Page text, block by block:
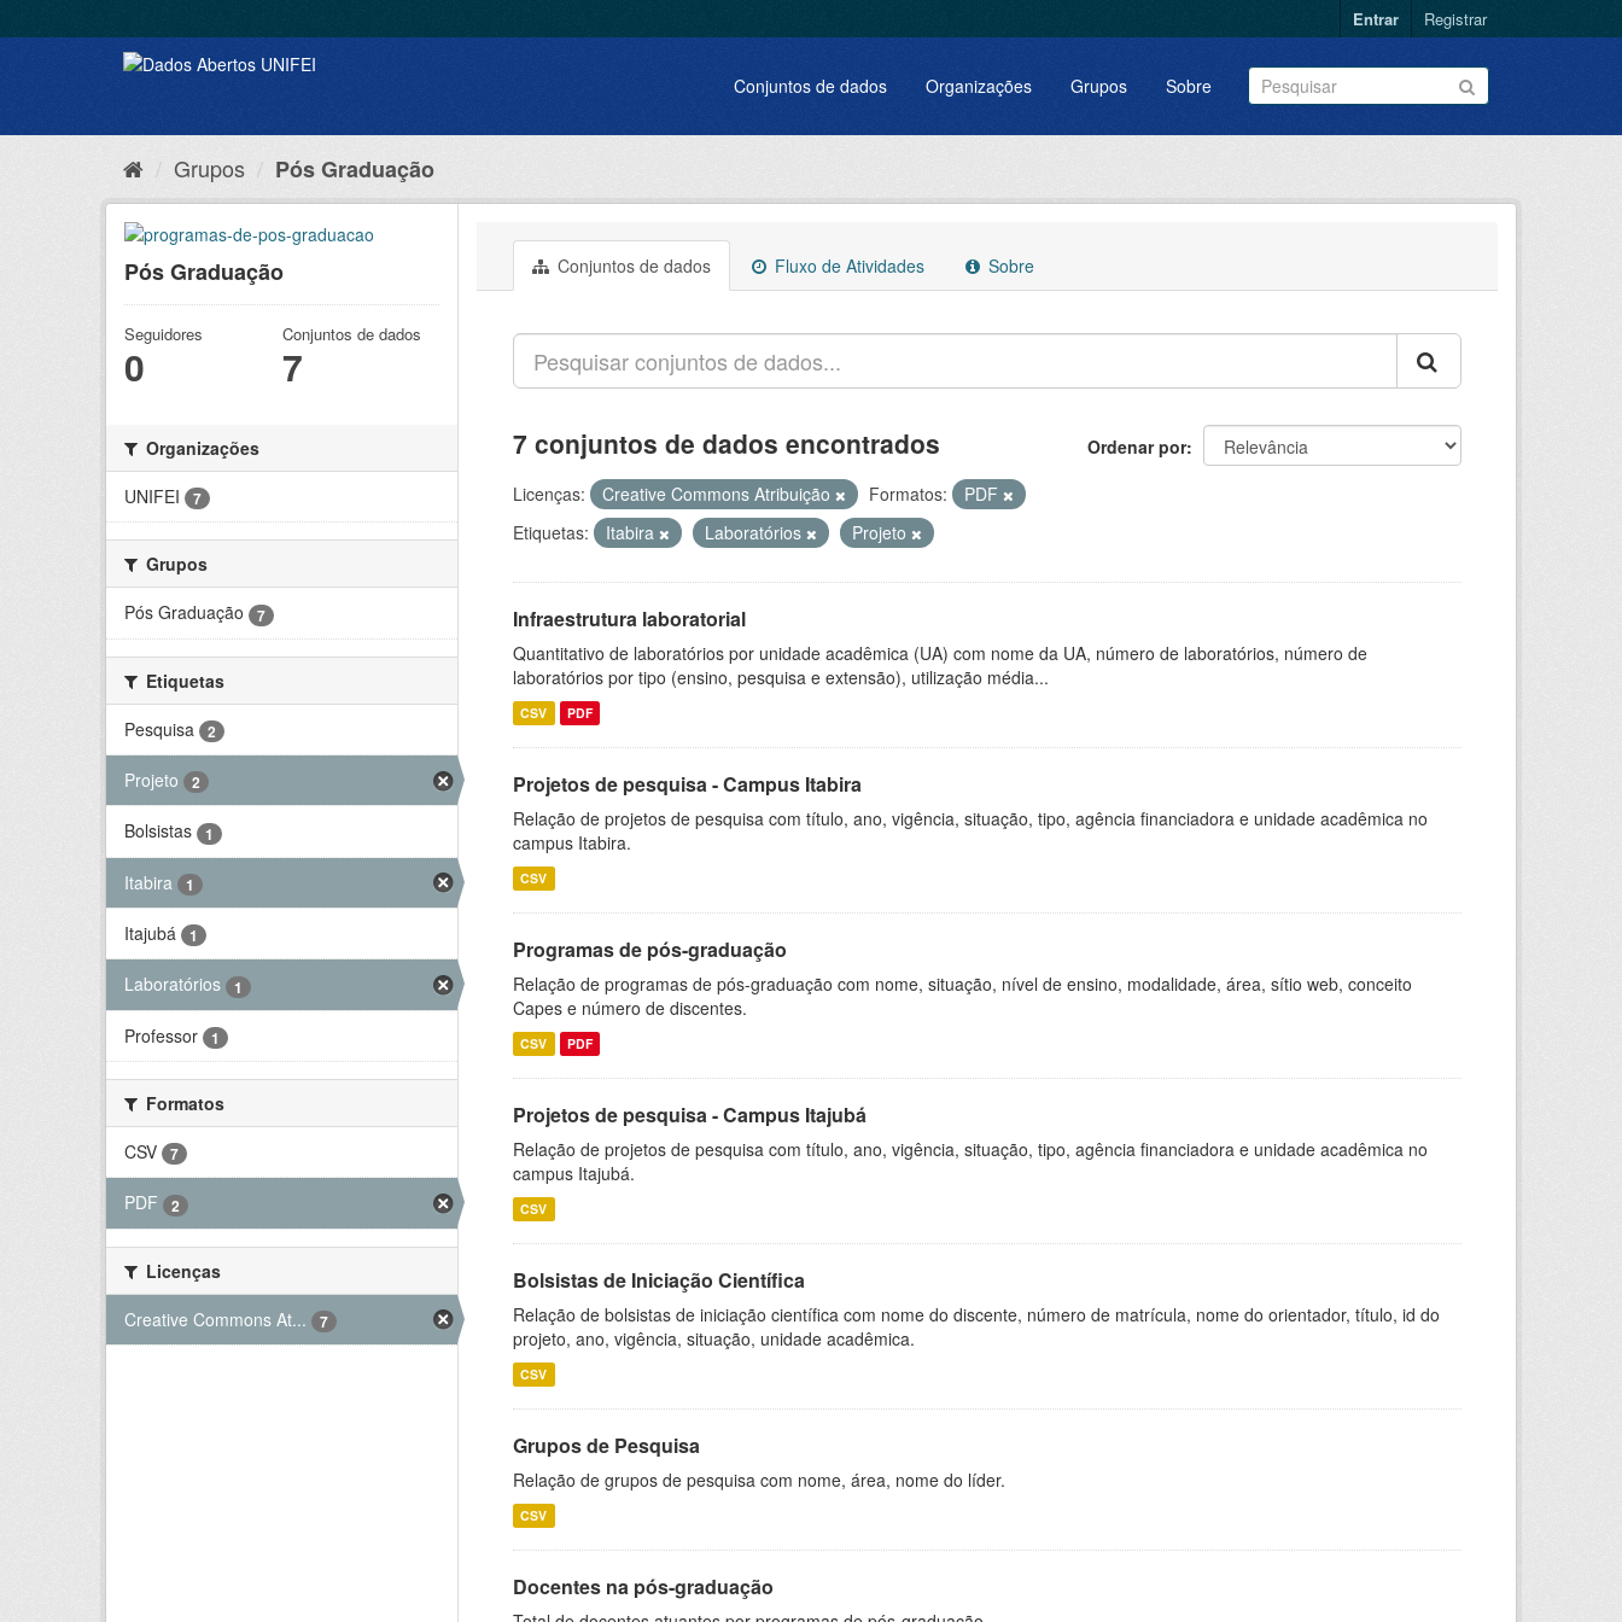
Entrar Registrar
Conjuntos de dados Organizações Grupos Sobre
Grupos Pós Graduação
Pós Graduação
Seguidores
0
Conjuntos de dados
7
Organizações
UNIFEI
7
Grupos
Pós Graduação
7
Etiquetas
Pesquisa
2
Projeto 2
Bolsistas 1
Itabira 1
Itajubá 1
Laboratórios 1
Professor 1
Formatos
CSV
7
PDF 2
Licenças
Creative Commons At...
7
Conjuntos de dados Fluxo de Atividades Sobre
Ordenar por
7 conjuntos de dados encontrados
Licenças: Creative Commons Atribuição Formatos:
PDF
Etiquetas:
Itabira Laboratórios Projeto
Infraestrutura laboratorial
Quantitativo de laboratórios por unidade acadêmica (UA) com nome da UA, número de laboratórios, número de
laboratórios por tipo (ensino, pesquisa e extensão), utilização média...
CSV PDF
Projetos de pesquisa - Campus Itabira
Relação de projetos de pesquisa com título, ano, vigência, situação, tipo, agência financiadora e unidade acadêmica no
campus Itabira.
CSV
Programas de pós-graduação
Relação de programas de pós-graduação com nome, situação, nível de ensino, modalidade, área, sítio web, conceito
Capes e número de discentes.
CSV PDF
Projetos de pesquisa - Campus Itajubá
Relação de projetos de pesquisa com título, ano, vigência, situação, tipo, agência financiadora e unidade acadêmica no
campus Itajubá.
CSV
Bolsistas de Iniciação Científica
Relação de bolsistas de iniciação científica com nome do discente, número de matrícula, nome do orientador, título, id do
projeto, ano, vigência, situação, unidade acadêmica.
CSV
Grupos de Pesquisa
Relação de grupos de pesquisa com nome, área, nome do líder.
CSV
Docentes na pós-graduação